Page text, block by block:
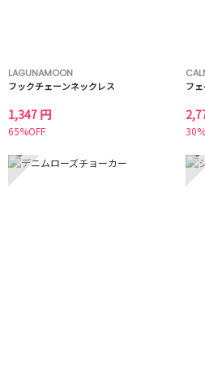
LAGUNAMOON
フックチェーンネックレス
1,347 円
65%OFF
フ
5 6